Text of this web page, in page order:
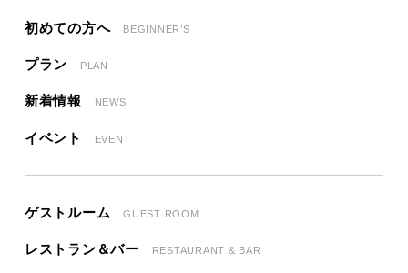
初めての方へ BEGINNER’S
プラン PLAN
新着情報 NEWS
イベント EVENT
ゲストルーム GUEST ROOM
レストラン＆バー RESTAURANT & BAR